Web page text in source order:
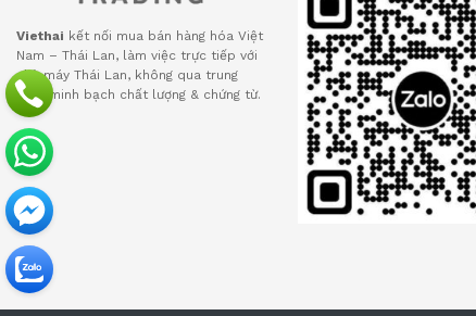
Viethai kết nối mua bán hàng hóa Việt
Nam – Thái Lan, làm việc trực tiếp với
nhà máy Thái Lan, không qua trung
gian, minh bạch chất lượng & chứng từ.